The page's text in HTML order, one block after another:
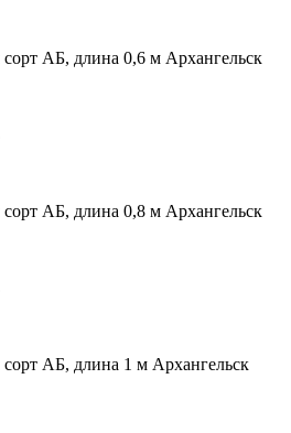
АБ, длина 0,6 м Архангельск
АБ, длина 0,8 м Архангельск
АБ, длина 1 м Архангельск